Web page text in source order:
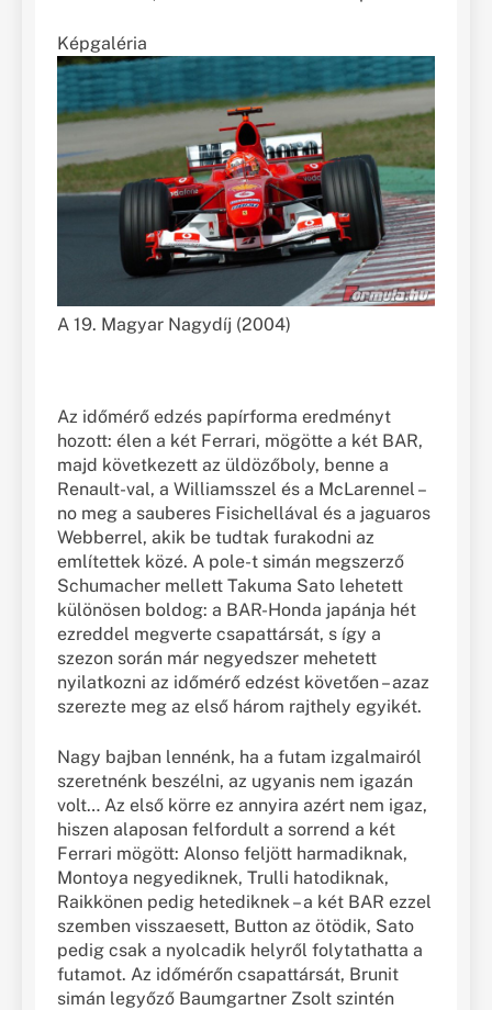
Képgaléria
A 19. Magyar Nagydíj (2004)
Az időmérő edzés papírforma eredményt
hozott: élen a két Ferrari, mögötte a két BAR,
majd következett az üldözőboly, benne a
Renault-val, a Williamsszel és a McLarennel –
no meg a sauberes Fisichellával és a jaguaros
Webberrel, akik be tudtak furakodni az
említettek közé. A pole-t simán megszerző
Schumacher mellett Takuma Sato lehetett
különösen boldog: a BAR-Honda japánja hét
ezreddel megverte csapattársát, s így a
szezon során már negyedszer mehetett
nyilatkozni az időmérő edzést követően – azaz
szerezte meg az első három rajthely egyikét.
Nagy bajban lennénk, ha a futam izgalmairól
szeretnénk beszélni, az ugyanis nem igazán
volt… Az első körre ez annyira azért nem igaz,
hiszen alaposan felfordult a sorrend a két
Ferrari mögött: Alonso feljött harmadiknak,
Montoya negyediknek, Trulli hatodiknak,
Raikkönen pedig hetediknek – a két BAR ezzel
szemben visszaesett, Button az ötödik, Sato
pedig csak a nyolcadik helyről folytathatta a
futamot. Az időmérőn csapattársát, Brunit
simán legyőző Baumgartner Zsolt szintén